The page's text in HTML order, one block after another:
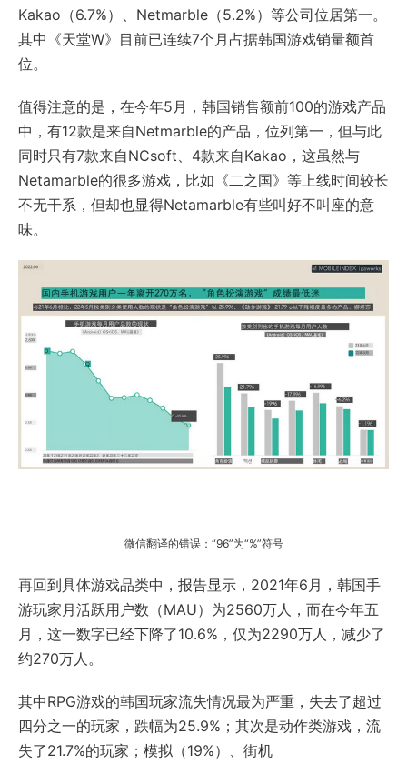
Kakao（6.7%）、Netmarble（5.2%）等公司位居第一。
其中《天堂W》目前已连续7个月占据韩国游戏销量额首
位。
值得注意的是，在今年5月，韩国销售额前100的游戏产品
中，有12款是来自Netmarble的产品，位列第一，但与此
同时只有7款来自NCsoft、4款来自Kakao，这虽然与
Netamarble的很多游戏，比如《二之国》等上线时间较长
不无干系，但却也显得Netamarble有些叫好不叫座的意
味。
微信翻译的错误：“96”为“%”符号
再回到具体游戏品类中，报告显示，2021年6月，韩国手
游玩家月活跃用户数（MAU）为2560万人，而在今年五
月，这一数字已经下降了10.6%，仅为2290万人，减少了
约270万人。
其中RPG游戏的韩国玩家流失情况最为严重，失去了超过
四分之一的玩家，跌幅为25.9%；其次是动作类游戏，流
失了21.7%的玩家；模拟（19%）、街机